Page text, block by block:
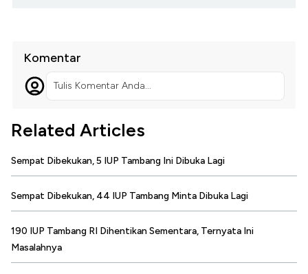
Komentar
Tulis Komentar Anda...
Related Articles
Sempat Dibekukan, 5 IUP Tambang Ini Dibuka Lagi
Sempat Dibekukan, 44 IUP Tambang Minta Dibuka Lagi
190 IUP Tambang RI Dihentikan Sementara, Ternyata Ini
Masalahnya